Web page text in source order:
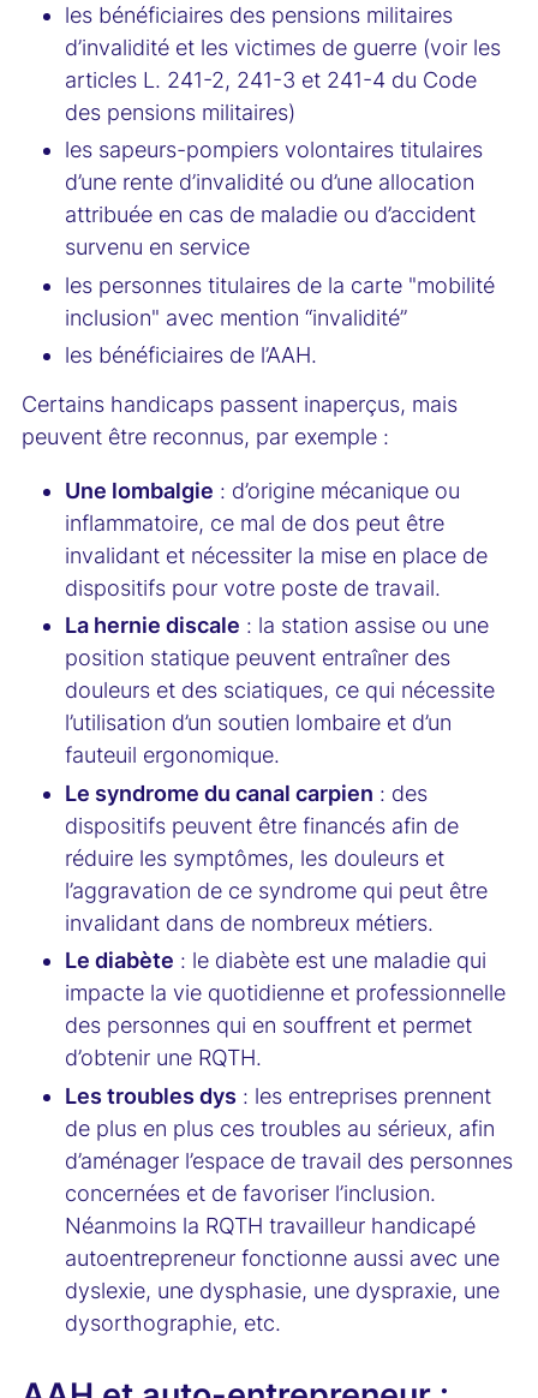
les bénéficiaires des pensions militaires
d’invalidité et les victimes de guerre (voir les
articles L. 241-2, 241-3 et 241-4 du Code
des pensions militaires)
les sapeurs-pompiers volontaires titulaires
d’une rente d’invalidité ou d’une allocation
attribuée en cas de maladie ou d’accident
survenu en service
les personnes titulaires de la carte "mobilité
inclusion" avec mention “invalidité”
les bénéficiaires de l’AAH.
Certains handicaps passent inaperçus, mais
peuvent être reconnus, par exemple :
Une lombalgie : d’origine mécanique ou
inflammatoire, ce mal de dos peut être
invalidant et nécessiter la mise en place de
dispositifs pour votre poste de travail.
La hernie discale : la station assise ou une
position statique peuvent entraîner des
douleurs et des sciatiques, ce qui nécessite
l’utilisation d’un soutien lombaire et d’un
fauteuil ergonomique.
Le syndrome du canal carpien : des
dispositifs peuvent être financés afin de
réduire les symptômes, les douleurs et
l’aggravation de ce syndrome qui peut être
invalidant dans de nombreux métiers.
Le diabète : le diabète est une maladie qui
impacte la vie quotidienne et professionnelle
des personnes qui en souffrent et permet
d’obtenir une RQTH.
Les troubles dys : les entreprises prennent
de plus en plus ces troubles au sérieux, afin
d’aménager l’espace de travail des personnes
concernées et de favoriser l’inclusion.
Néanmoins la RQTH travailleur handicapé
autoentrepreneur fonctionne aussi avec une
dyslexie, une dysphasie, une dyspraxie, une
dysorthographie, etc.